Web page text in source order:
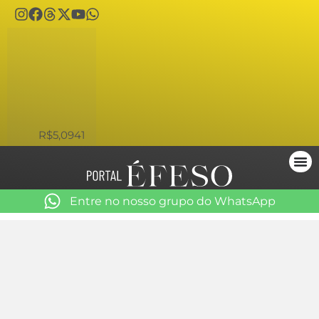
R$5,0941
Entre no nosso grupo do WhatsApp